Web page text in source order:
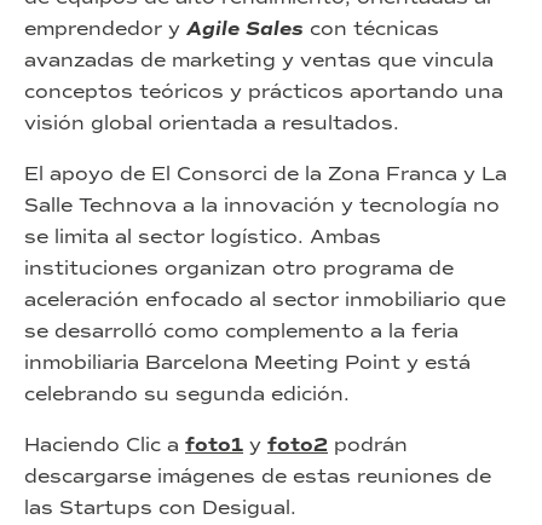
emprendedor y Agile Sales con técnicas
avanzadas de marketing y ventas que vincula
conceptos teóricos y prácticos aportando una
visión global orientada a resultados.
El apoyo de El Consorci de la Zona Franca y La
Salle Technova a la innovación y tecnología no
se limita al sector logístico. Ambas
instituciones organizan otro programa de
aceleración enfocado al sector inmobiliario que
se desarrolló como complemento a la feria
inmobiliaria Barcelona Meeting Point y está
celebrando su segunda edición.
Haciendo Clic a foto1 y foto2 podrán
descargarse imágenes de estas reuniones de
las Startups con Desigual.